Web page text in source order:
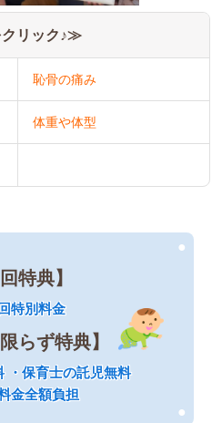
リック♪≫
恥骨の痛み
体重や体型
●
●
特典】
特別料金
らず特典】
・保育士の託児無料
金全額負担